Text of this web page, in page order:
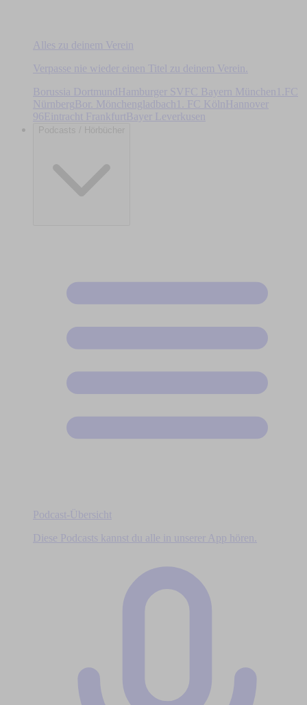
Alles zu deinem Verein
Verpasse nie wieder einen Titel zu deinem Verein.
Borussia DortmundHamburger SV FC Bayern München
1.FC
Nürnberg Bor. Mönchengladbach 1. FC Köln
Hannover
96Eintracht Frankfurt Bayer Leverkusen
Podcasts / Hörbücher
Podcast-Übersicht
Diese Podcasts kannst du alle in unserer App hören.